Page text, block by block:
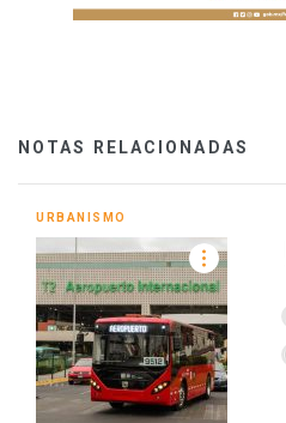
NOTAS RELACIONADAS
URBANISMO